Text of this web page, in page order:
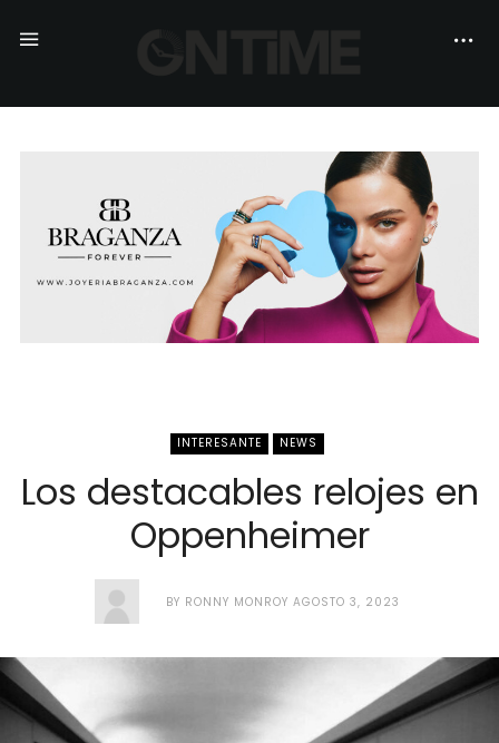
INTERESANTE NEWS
Los destacables relojes en
Oppenheimer
BY RONNY MONROY AGOSTO 3, 2023